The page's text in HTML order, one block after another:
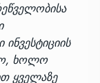
ხოლო
ყველაზე